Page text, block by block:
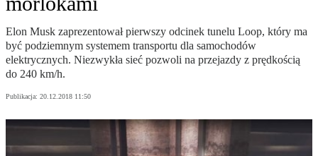
Elon Musk zaprezentował pierwszy odcinek tunelu Loop, który ma
być podziemnym systemem transportu dla samochodów
elektrycznych. Niezwykła sieć pozwoli na przejazdy z prędkością
do 240 km/h.
Publikacja: 20.12.2018 11:50